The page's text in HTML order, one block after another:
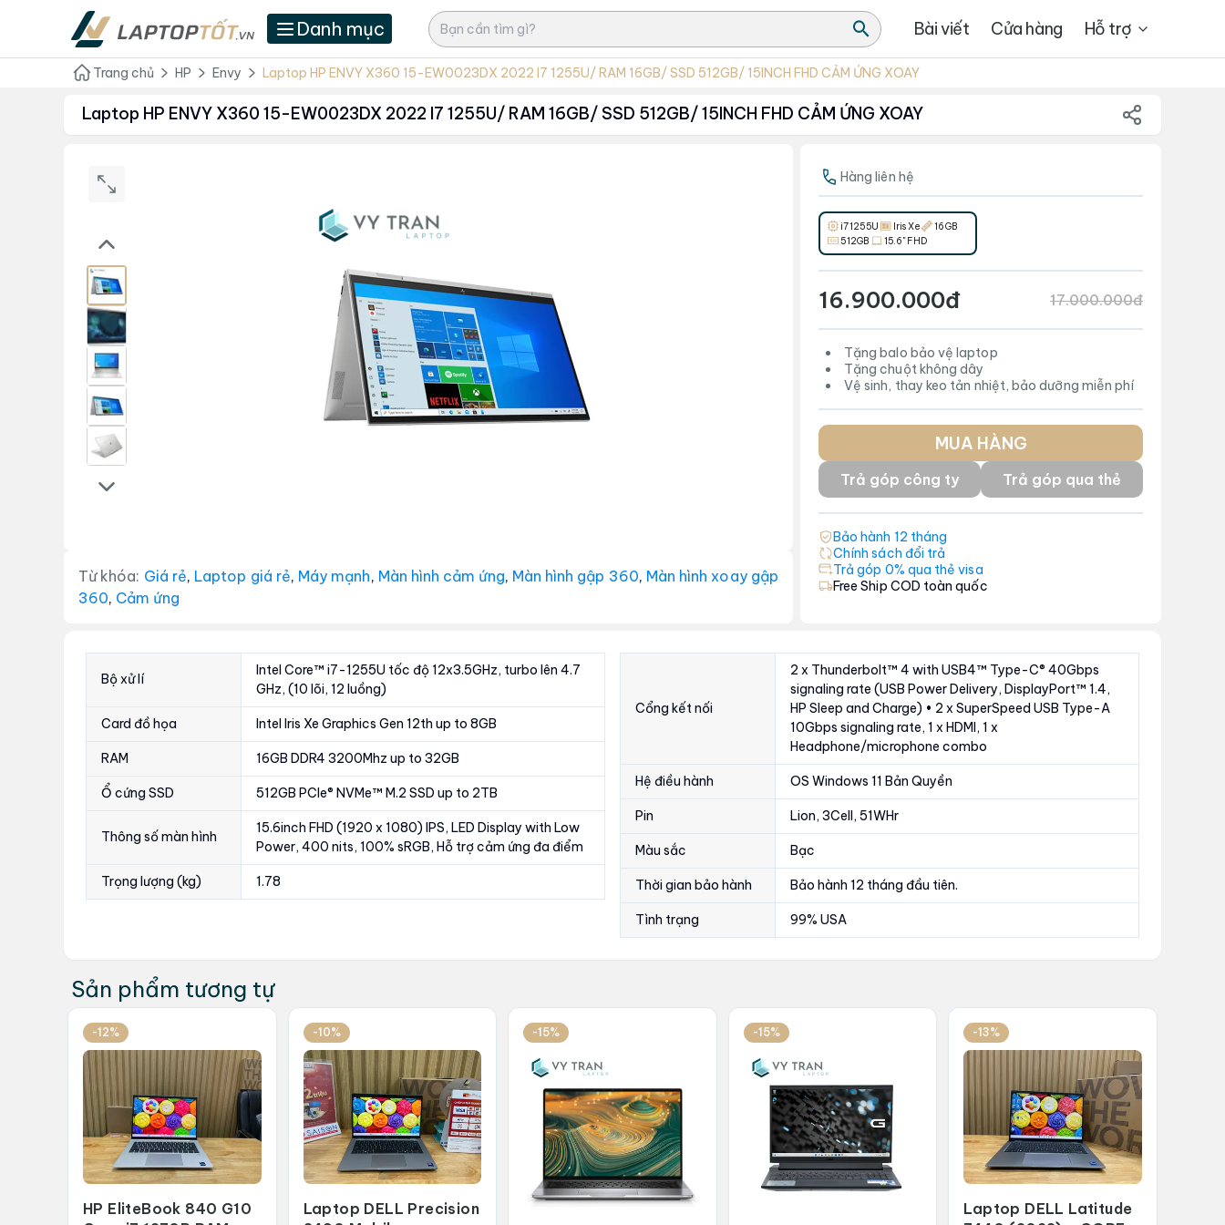
Danh mục Bài viết Cửa hàng Hỗ trợ
Trang chủ HP Envy Laptop HP ENVY X360 15-EW0023DX 2022 I7 1255U/ RAM 16GB/ SSD 512GB/ 15INCH FHD CẢM ỨNG XOAY
Laptop HP ENVY X360 15-EW0023DX 2022 I7 1255U/ RAM 16GB/ SSD 512GB/ 15INCH FHD CẢM ỨNG XOAY
Từ khóa: Giá rẻ, Laptop giá rẻ, Máy mạnh, Màn hình cảm ứng, Màn hình gập 360, Màn hình xoay gập
360, Cảm ứng
Hàng liên hệ
i7 1255U Iris Xe
16GB
512GB
15.6" FHD
16.900.000đ 17.000.000đ
Tặng balo bảo vệ laptop
Tặng chuột không dây
Vệ sinh, thay keo tản nhiệt, bảo dưỡng miễn phí
MUA HÀNG
Trả góp công ty Trả góp qua thẻ
Bảo hành 12 tháng
Chính sách đổi trả
Trả góp 0% qua thẻ visa
Free Ship COD toàn quốc
Bộ xử lí
Intel Core™ i7-1255U tốc độ 12x3.5GHz, turbo lên 4.7
GHz, (10 lõi, 12 luồng)
Card đồ họa Intel Iris Xe Graphics Gen 12th up to 8GB
RAM 16GB DDR4 3200Mhz up to 32GB
Ổ cứng SSD 512GB PCIe® NVMe™ M.2 SSD up to 2TB
Thông số màn hình
15.6inch FHD (1920 x 1080) IPS, LED Display with Low
Power, 400 nits, 100% sRGB, Hỗ trợ cảm ứng đa điểm
Trọng lượng (kg) 1.78
Cổng kết nối
2 x Thunderbolt™ 4 with USB4™ Type-C® 40Gbps
signaling rate (USB Power Delivery, DisplayPort™ 1.4,
HP Sleep and Charge) • 2 x SuperSpeed USB Type-A
10Gbps signaling rate, 1 x HDMI, 1 x
Headphone/microphone combo
Hệ điều hành OS Windows 11 Bản Quyền
Pin Lion, 3Cell, 51WHr
Màu sắc Bạc
Thời gian bảo hành Bảo hành 12 tháng đầu tiên.
Tình trạng 99% USA
Sản phẩm tương tự
-12%
HP EliteBook 840 G10
-10%
Laptop DELL Precision
-15% -15% -13%
Laptop DELL Latitude